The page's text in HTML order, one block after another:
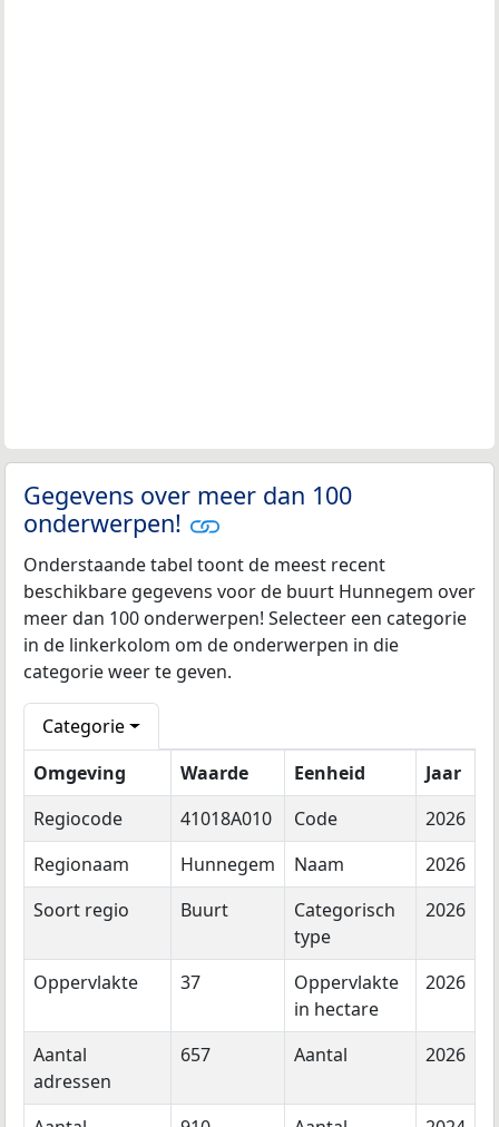
Gegevens over meer dan 100
onderwerpen!
Onderstaande tabel toont de meest recent
beschikbare gegevens voor de buurt Hunnegem over
meer dan 100 onderwerpen! Selecteer een categorie
in de linkerkolom om de onderwerpen in die
categorie weer te geven.
Categorie
Omgeving
Waarde Eenheid
Jaar
Regiocode
41018A010 Code
2026
Regionaam
Hunnegem Naam
2026
Soort regio
Buurt
Categorisch
type
2026
Oppervlakte 37
Oppervlakte
in hectare
2026
Aantal
adressen
657 Aantal 2026